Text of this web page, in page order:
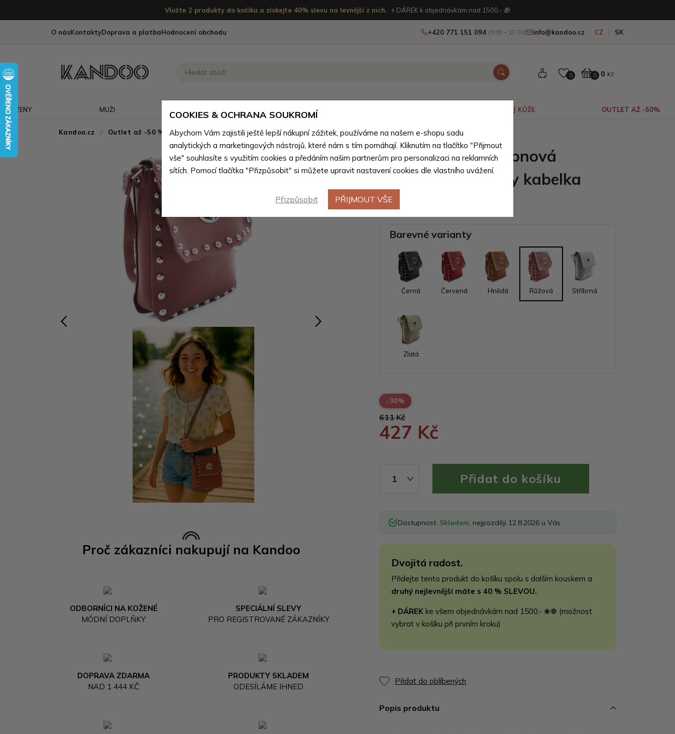
Vložte 2 produkty do košíku a získejte 40% slevu na levnější z nich. + DÁREK k objednávkám nad 1500,- 🎁
O násKontaktyDoprava a platbaHodnocení obchodu +420 771 151 094 (9:00 – 17:00) info@kandoo.cz CZ SK
0 0 0 Kč
ŽENY MUŽI VÝPRODEJ KŮŽE OUTLET AŽ -50%
Kandoo.cz Outlet až -50 % - doprodej nekoženého zboží
Proč zákazníci nakupují na Kandoo
ODBORNÍCI NA KOŽENÉ
MÓDNÍ DOPLŇKY
SPECIÁLNÍ SLEVY
PRO REGISTROVANÉ ZÁKAZNÍKY
DOPRAVA ZDARMA
NAD 1 444 KČ
PRODUKTY SKLADEM
ODESÍLÁME IHNED
Tmavě růžová klopnová
dámská crossbody kabelka
Elira
Barevné varianty
Černá Červená Hnědá Růžová Stříbrná
Zlatá
-30%
611 Kč
427 Kč
1
Dostupnost: Skladem , nejpozději 12.8.2026 u Vás
Dvojitá radost.
Přidejte tento produkt do košíku spolu s dalším kouskem a
druhý nejlevnější máte s 40 % SLEVOU.
+ DÁREK ke všem objednávkám nad 1500,- ❀❁ (možnost
vybrat v košíku při prvním kroku)
Přidat do oblíbených
Popis produktu
COOKIES & OCHRANA SOUKROMÍ
Abychom Vám zajistili ještě lepší nákupní zážitek, používáme na našem e-shopu sadu
analytických a marketingových nástrojů, které nám s tím pomáhají. Kliknutím na tlačítko "Přijmout
vše" souhlasíte s využitím cookies a předáním našim partnerům pro personalizaci na reklamních
sítích. Pomocí tlačítka "Přizpůsobit" si můžete upravit nastavení cookies dle vlastního uvážení.
Přizpůsobit PŘIJMOUT VŠE